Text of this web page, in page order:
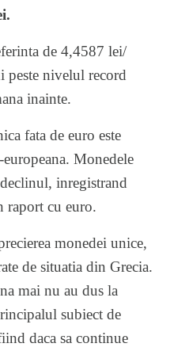
de 4,4587 lei/
peste nivelul record
inainte.
fata de euro este
Monedele
inregistrand
raport cu euro.
monedei unice,
de situatia din Grecia.
mai nu au dus la
subiect de
daca sa continue